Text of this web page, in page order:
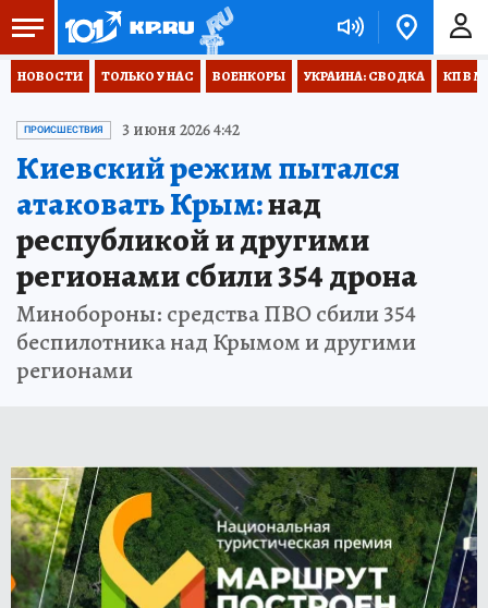
НОВОСТИ ТОЛЬКО У НАС ВОЕНКОРЫ УКРАИНА: СВОДКА КП В
ПРОИСШЕСТВИЯ 3 июня 2026 4:42
Киевский режим пытался
атаковать Крым:над
республикой и другими
регионами сбили 354 дрона
Минобороны: средства ПВО сбили 354
беспилотника над Крымом и другими
регионами